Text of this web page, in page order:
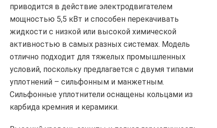
приводится в действие электродвигателем
мощностью 5,5 кВт и способен перекачивать
жидкости с низкой или высокой химической
активностью в самых разных системах. Модель
отлично подходит для тяжелых промышленных
условий, поскольку предлагается с двумя типами
уплотнений – сильфонным и манжетным.
Сильфонные уплотнители оснащены кольцами из
карбида кремния и керамики.